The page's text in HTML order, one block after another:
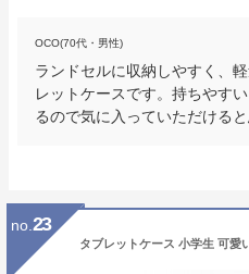
OCO(70代・男性)
ランドセルに収納しやすく、
レットケースです。持ちやす
るので気に入っていただけると
no. 23